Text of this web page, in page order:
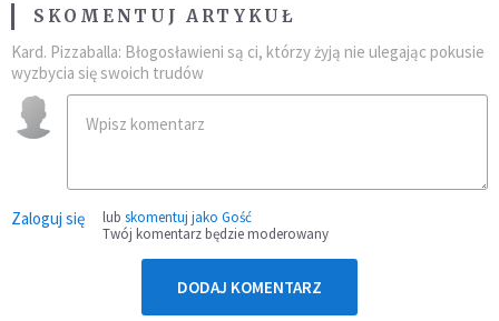
SKOMENTUJ ARTYKUŁ
Kard. Pizzaballa: Błogosławieni są ci, którzy żyją nie ulegając pokusie
wyzbycia się swoich trudów
Zaloguj się lub skomentuj jako Gość
Twój komentarz będzie moderowany
DODAJ KOMENTARZ